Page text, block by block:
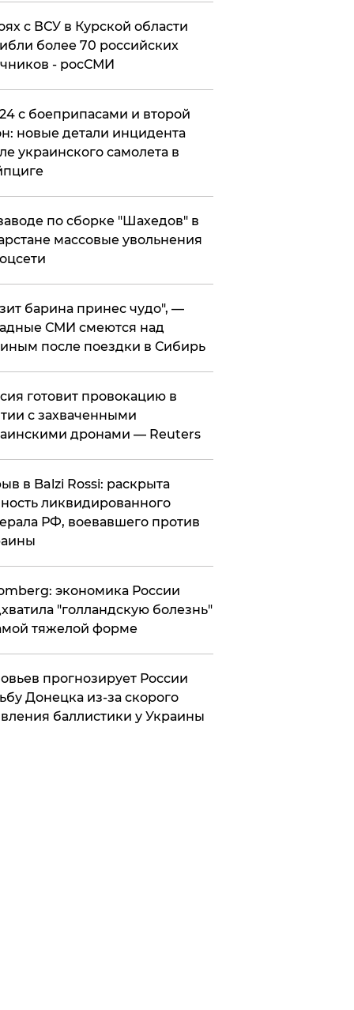
с ВСУ в Курской области
более 70 российских
- росСМИ
с боеприпасами и второй
новые детали инцидента
украинского самолета в
по сборке "Шахедов" в
массовые увольнения
барина принес чудо", —
СМИ смеются над
после поездки в Сибирь
готовит провокацию в
с захваченными
дронами — Reuters
в Balzi Rossi: раскрыта
ликвидированного
РФ, воевавшего против
экономика России
"голландскую болезнь"
тяжелой форме
прогнозирует России
Донецка из-за скорого
баллистики у Украины